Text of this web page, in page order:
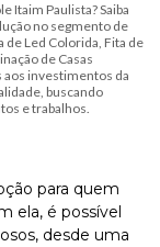
Itaim Paulista? Saiba
no segmento de
de Led Colorida, Fita de
de Casas
investimentos da
buscando
e trabalhos.
para quem
ela, é possível
desde uma